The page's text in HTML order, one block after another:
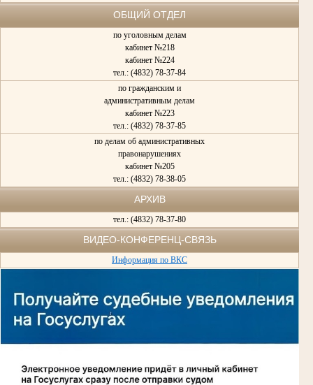
«Заслуженный юрист РСФСР».
12 ноября 1979 года ветеран и судья был освобожден от исполнения
полномочий народного судьи в связи с уходом на пенсию.
Умер Александр Федорович Казаков 14 июля 2009 года
ОБЩИЙ ОТДЕЛ
по уголовным делам
кабинет №218
кабинет №224
тел.: (4832) 78-37-84
по гражданским и
административным делам
кабинет №223
тел.: (4832) 78-37-85
по делам об административных
правонарушениях
кабинет №205
тел.: (4832) 78-38-05
АРХИВ
тел.: (4832) 78-37-80
ВИДЕО-КОНФЕРЕНЦ-СВЯЗЬ
Информация по ВКС